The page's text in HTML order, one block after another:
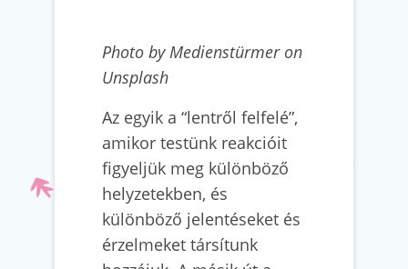
Photo by Medienstürmer on
Unsplash
Az egyik a “lentről felfelé”,
amikor testünk reakcióit
figyeljük meg különböző
helyzetekben, és
különböző jelentéseket és
érzelmeket társítunk